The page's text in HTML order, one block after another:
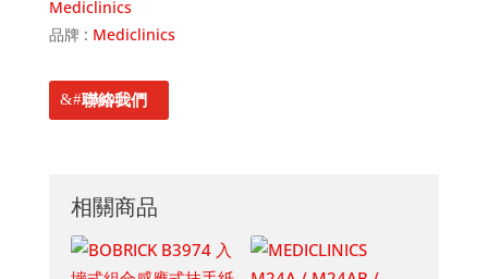
Mediclinics
品牌 : Mediclinics
聯絡我們
相關商品